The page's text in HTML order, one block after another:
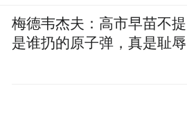
梅德韦杰夫：高市早苗不提
是谁扔的原子弹，真是耻辱